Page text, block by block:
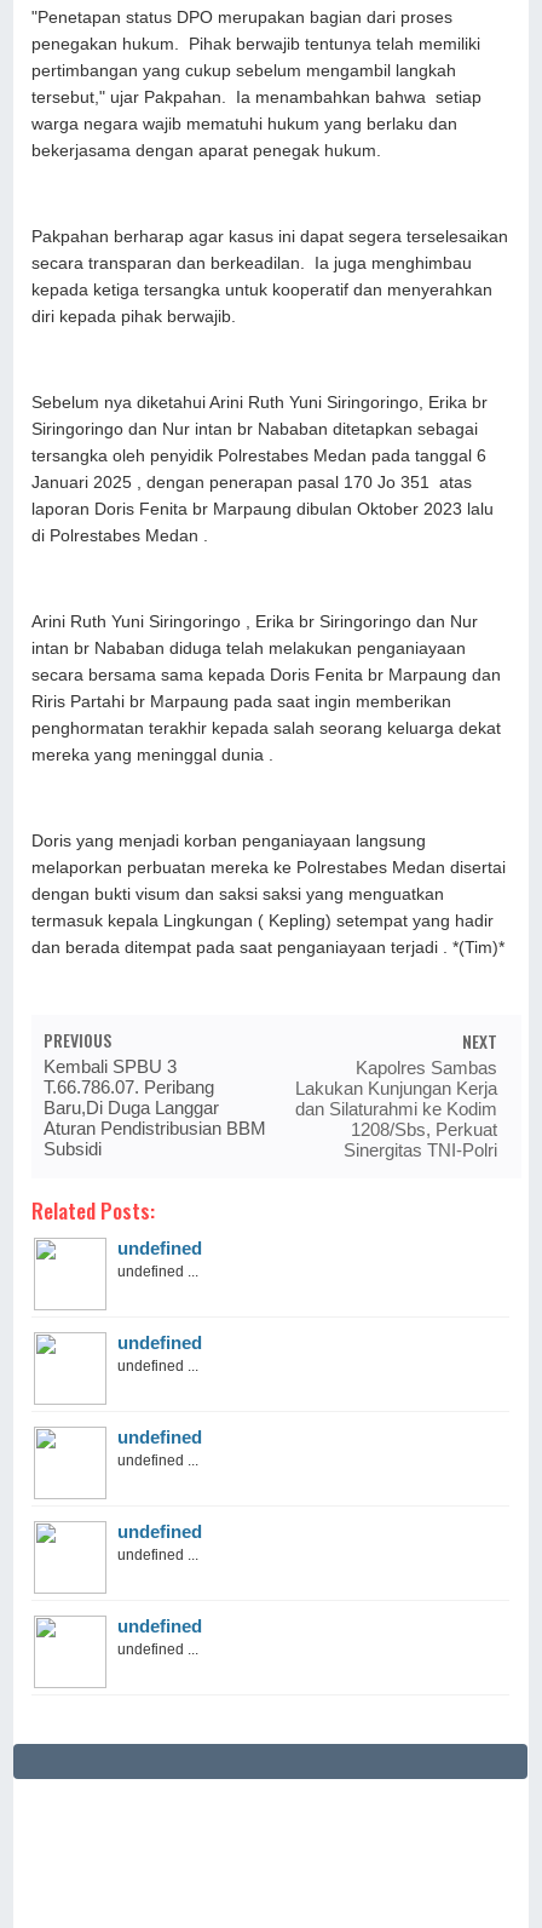
"Penetapan status DPO merupakan bagian dari proses
penegakan hukum. Pihak berwajib tentunya telah memiliki
pertimbangan yang cukup sebelum mengambil langkah
tersebut," ujar Pakpahan. Ia menambahkan bahwa setiap
warga negara wajib mematuhi hukum yang berlaku dan
bekerjasama dengan aparat penegak hukum.
Pakpahan berharap agar kasus ini dapat segera terselesaikan
secara transparan dan berkeadilan. Ia juga menghimbau
kepada ketiga tersangka untuk kooperatif dan menyerahkan
diri kepada pihak berwajib.
Sebelum nya diketahui Arini Ruth Yuni Siringoringo, Erika br
Siringoringo dan Nur intan br Nababan ditetapkan sebagai
tersangka oleh penyidik Polrestabes Medan pada tanggal 6
Januari 2025 , dengan penerapan pasal 170 Jo 351 atas
laporan Doris Fenita br Marpaung dibulan Oktober 2023 lalu
di Polrestabes Medan .
Arini Ruth Yuni Siringoringo , Erika br Siringoringo dan Nur
intan br Nababan diduga telah melakukan penganiayaan
secara bersama sama kepada Doris Fenita br Marpaung dan
Riris Partahi br Marpaung pada saat ingin memberikan
penghormatan terakhir kepada salah seorang keluarga dekat
mereka yang meninggal dunia .
Doris yang menjadi korban penganiayaan langsung
melaporkan perbuatan mereka ke Polrestabes Medan disertai
dengan bukti visum dan saksi saksi yang menguatkan
termasuk kepala Lingkungan ( Kepling) setempat yang hadir
dan berada ditempat pada saat penganiayaan terjadi . *(Tim)*
PREVIOUS
Kembali SPBU 3
T.66.786.07. Peribang
Baru,Di Duga Langgar
Aturan Pendistribusian BBM
Subsidi
NEXT
Kapolres Sambas
Lakukan Kunjungan Kerja
dan Silaturahmi ke Kodim
1208/Sbs, Perkuat
Sinergitas TNI-Polri
Related Posts:
undefined
undefined ...
undefined
undefined ...
undefined
undefined ...
undefined
undefined ...
undefined
undefined ...